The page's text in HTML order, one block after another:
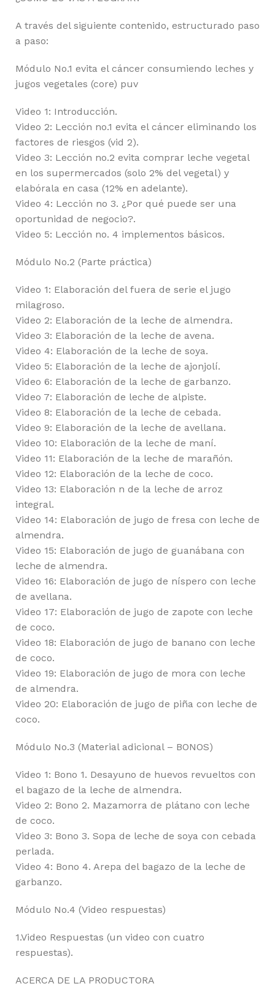
A través del siguiente contenido, estructurado paso
a paso:
Módulo No.1 evita el cáncer consumiendo leches y
jugos vegetales (core) puv
Video 1: Introducción.
Video 2: Lección no.1 evita el cáncer eliminando los
factores de riesgos (vid 2).
Video 3: Lección no.2 evita comprar leche vegetal
en los supermercados (solo 2% del vegetal) y
elabórala en casa (12% en adelante).
Video 4: Lección no 3. ¿Por qué puede ser una
oportunidad de negocio?.
Video 5: Lección no. 4 implementos básicos.
Módulo No.2 (Parte práctica)
Video 1: Elaboración del fuera de serie el jugo
milagroso.
Video 2: Elaboración de la leche de almendra.
Video 3: Elaboración de la leche de avena.
Video 4: Elaboración de la leche de soya.
Video 5: Elaboración de la leche de ajonjolí.
Video 6: Elaboración de la leche de garbanzo.
Video 7: Elaboración de leche de alpiste.
Video 8: Elaboración de la leche de cebada.
Video 9: Elaboración de la leche de avellana.
Video 10: Elaboración de la leche de maní.
Video 11: Elaboración de la leche de marañón.
Video 12: Elaboración de la leche de coco.
Video 13: Elaboración n de la leche de arroz
integral.
Video 14: Elaboración de jugo de fresa con leche de
almendra.
Video 15: Elaboración de jugo de guanábana con
leche de almendra.
Video 16: Elaboración de jugo de níspero con leche
de avellana.
Video 17: Elaboración de jugo de zapote con leche
de coco.
Video 18: Elaboración de jugo de banano con leche
de coco.
Video 19: Elaboración de jugo de mora con leche
de almendra.
Video 20: Elaboración de jugo de piña con leche de
coco.
Módulo No.3 (Material adicional – BONOS)
Video 1: Bono 1. Desayuno de huevos revueltos con
el bagazo de la leche de almendra.
Video 2: Bono 2. Mazamorra de plátano con leche
de coco.
Video 3: Bono 3. Sopa de leche de soya con cebada
perlada.
Video 4: Bono 4. Arepa del bagazo de la leche de
garbanzo.
Módulo No.4 (Video respuestas)
1.Video Respuestas (un video con cuatro
respuestas).
ACERCA DE LA PRODUCTORA